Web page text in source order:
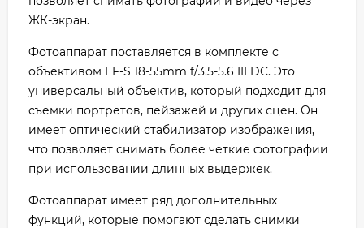
ЖК-экран.
Фотоаппарат поставляется в комплекте с
объективом EF-S 18-55mm f/3.5-5.6 III DC. Это
универсальный объектив, который подходит для
съемки портретов, пейзажей и других сцен. Он
имеет оптический стабилизатор изображения,
что позволяет снимать более четкие фотографии
при использовании длинных выдержек.
Фотоаппарат имеет ряд дополнительных
функций, которые помогают сделать снимки